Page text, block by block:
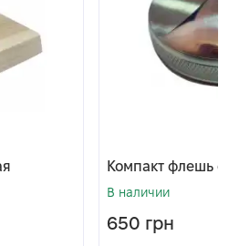
Компакт флешь
В наличии
650 грн